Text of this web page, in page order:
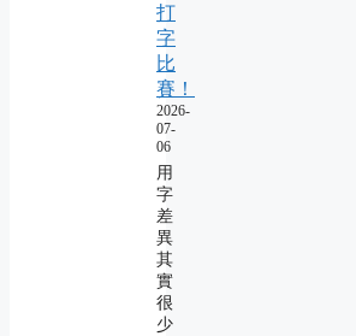
打
字
比
賽！
2026-
07-
06
用
字
差
異
其
實
很
少